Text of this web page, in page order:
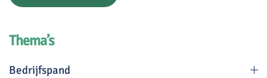
Thema’s
Bedrijfspand